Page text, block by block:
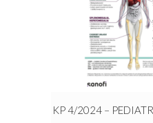
KP 4/2024 –